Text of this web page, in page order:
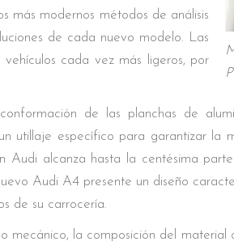
más modernos métodos de análisis
de cada nuevo modelo. Las
cada vez más ligeros, por
de las planchas de
utillaje específico para garantizar la
Audi alcanza hasta la centésima
Audi A4 presente un diseño
de su carrocería.
mecánico, la composición del material